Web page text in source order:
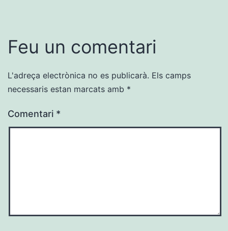
Feu un comentari
L'adreça electrònica no es publicarà. Els camps
necessaris estan marcats amb *
Comentari *